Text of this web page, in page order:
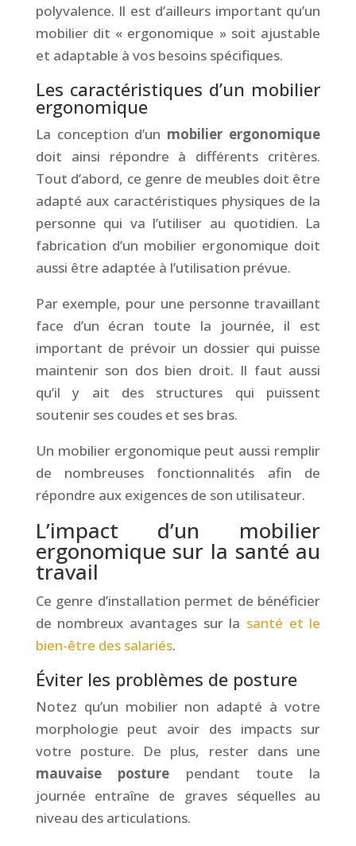
polyvalence. Il est d’ailleurs important qu’un
mobilier dit « ergonomique » soit ajustable
et adaptable à vos besoins spécifiques.
Les caractéristiques d’un mobilier
ergonomique
La conception d’un mobilier ergonomique
doit ainsi répondre à différents critères.
Tout d’abord, ce genre de meubles doit être
adapté aux caractéristiques physiques de la
personne qui va l’utiliser au quotidien. La
fabrication d’un mobilier ergonomique doit
aussi être adaptée à l’utilisation prévue.
Par exemple, pour une personne travaillant
face d’un écran toute la journée, il est
important de prévoir un dossier qui puisse
maintenir son dos bien droit. Il faut aussi
qu’il y ait des structures qui puissent
soutenir ses coudes et ses bras.
Un mobilier ergonomique peut aussi remplir
de nombreuses fonctionnalités afin de
répondre aux exigences de son utilisateur.
L’impact d’un mobilier
ergonomique sur la santé au
travail
Ce genre d’installation permet de bénéficier
de nombreux avantages sur la santé et le
bien-être des salariés.
Éviter les problèmes de posture
Notez qu’un mobilier non adapté à votre
morphologie peut avoir des impacts sur
votre posture. De plus, rester dans une
mauvaise posture pendant toute la
journée entraîne de graves séquelles au
niveau des articulations.